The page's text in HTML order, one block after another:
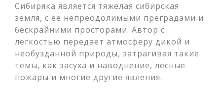
Сибиряка является тяжелая сибирская
земля, с ее непреодолимыми преградами и
бескрайними просторами. Автор с
легкостью передает атмосферу дикой и
необузданной природы, затрагивая такие
темы, как засуха и наводнение, лесные
пожары и многие другие явления.